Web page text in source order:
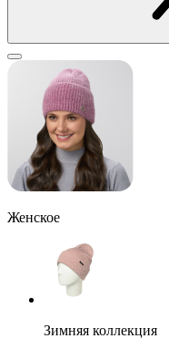
Женское
Зимняя коллекция